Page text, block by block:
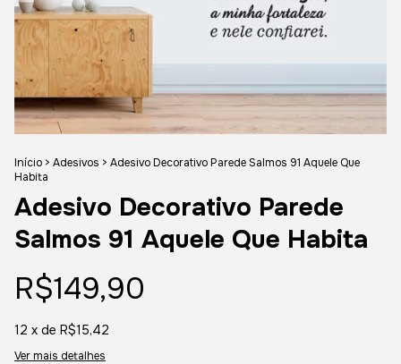
Início > Adesivos > Adesivo Decorativo Parede Salmos 91 Aquele Que
Habita
Adesivo Decorativo Parede
Salmos 91 Aquele Que Habita
R$149,90
12 x de R$15,42
Ver mais detalhes